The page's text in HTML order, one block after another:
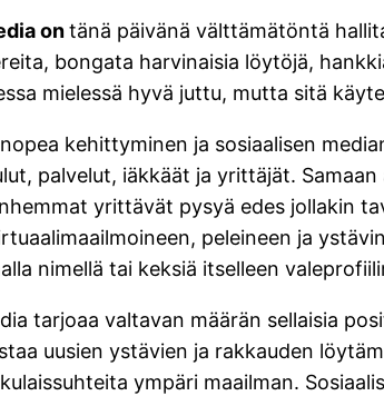
ontänä päivänä välttämätöntä
bongata harvinaisia löytöjä,
mielessä hyvä juttu, mutta sitä
kehittyminen ja sosiaalisen
palvelut, iäkkäät ja yrittäjät.
yrittävät pysyä edes jollakin
peleineen ja
nimellä tai keksiä itselleen
tarjoaa valtavan määrän sellaisia
uusien ystävien ja rakkauden
ympäri maailman.